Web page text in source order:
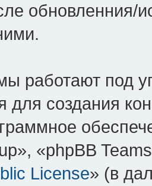
обновленния/
работают под
для создания
«phpBB
License» (в